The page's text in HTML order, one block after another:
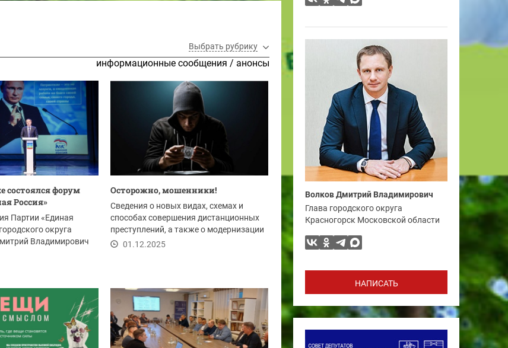
Выбрать рубрику
информационные сообщения / анонсы
состоялся форум
Россия»
Партии «Единая
округа
Владимирович
Осторожно, мошенники!
Сведения о новых видах, схемах и
способах совершения дистанционных
преступлений, а также о модернизации
«старых»...
01.12.2025
Волков Дмитрий Владимирович
Глава городского округа
Красногорск Московской области
НАПИСАТЬ